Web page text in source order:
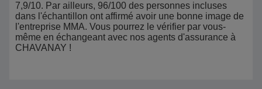
7,9/10. Par ailleurs, 96/100 des personnes incluses
dans l'échantillon ont affirmé avoir une bonne image de
l'entreprise MMA. Vous pourrez le vérifier par vous-
même en échangeant avec nos agents d'assurance à
CHAVANAY !